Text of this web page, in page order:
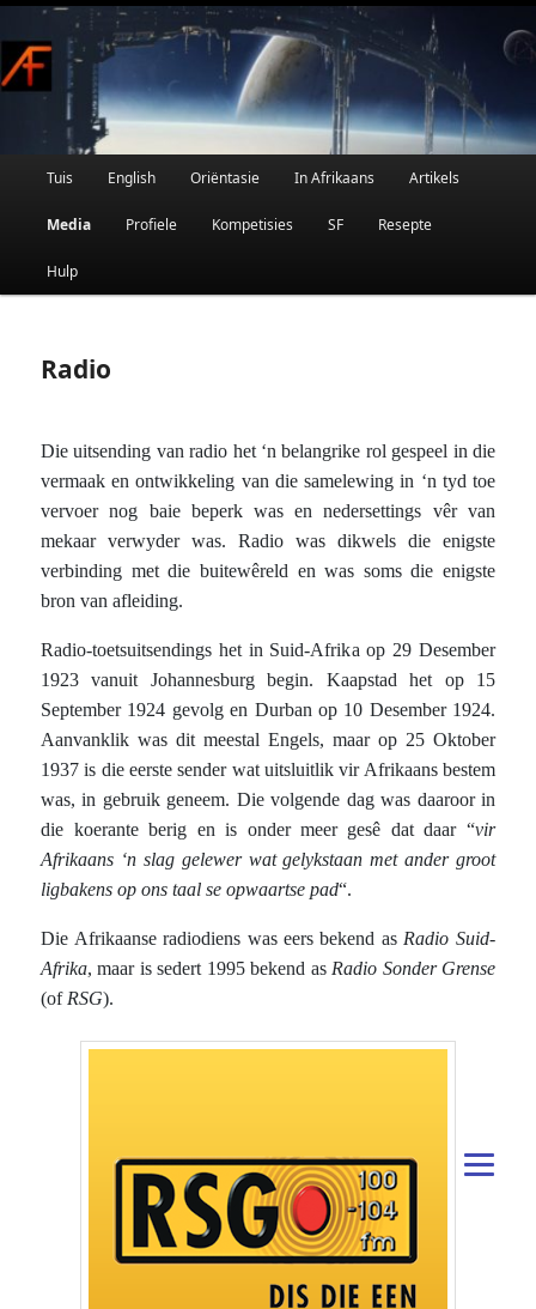
Skip
to
primary
content
Afrikaanse Wetenskapfiksie en Fantasie
Main
Tuis English Oriëntasie In Afrikaans Artikels
Media Profiele Kompetisies SF Resepte
Hulp
Radio
Die uitsending van radio het ‘n belangrike rol gespeel in die
vermaak en ontwikkeling van die samelewing in ‘n tyd toe
vervoer nog baie beperk was en nedersettings vêr van
mekaar verwyder was. Radio was dikwels die enigste
verbinding met die buitewêreld en was soms die enigste
bron van afleiding.
Radio-toetsuitsendings het in Suid-Afrika op 29 Desember
1923 vanuit Johannesburg begin. Kaapstad het op 15
September 1924 gevolg en Durban op 10 Desember 1924.
Aanvanklik was dit meestal Engels, maar op 25 Oktober
1937 is die eerste sender wat uitsluitlik vir Afrikaans bestem
was, in gebruik geneem. Die volgende dag was daaroor in
die koerante berig en is onder meer gesê dat daar “vir
Afrikaans ‘n slag gelewer wat gelykstaan met ander groot
ligbakens op ons taal se opwaartse pad“.
Die Afrikaanse radiodiens was eers bekend as Radio Suid-
Afrika, maar is sedert 1995 bekend as Radio Sonder Grense
(of RSG).